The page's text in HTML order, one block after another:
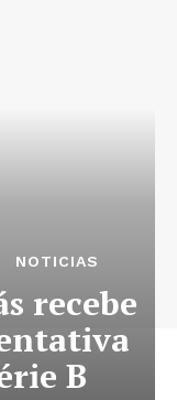
NOTICIAS
recebe
B